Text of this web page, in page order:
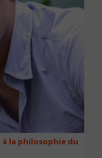
la philosophie du